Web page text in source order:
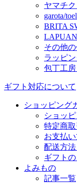
ヤマチク
garota/
BRITA
その他
ラッピ
包丁工
ギフト対応について
ショッピング
ショッ
特定商
お支払
配送方
ギフト
よみもの
記事一覧